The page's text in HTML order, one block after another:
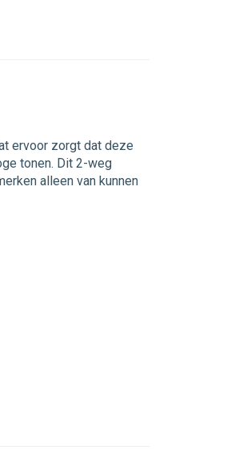
ervoor zorgt dat deze
tonen. Dit 2-weg
alleen van kunnen